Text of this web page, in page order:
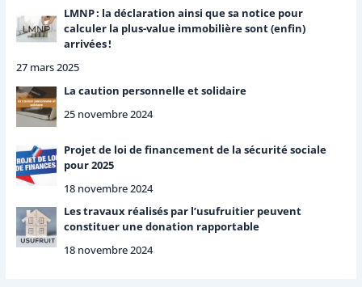
LMNP : la déclaration ainsi que sa notice pour
calculer la plus-value immobilière sont (enfin)
arrivées !
27 mars 2025
La caution personnelle et solidaire
25 novembre 2024
Projet de loi de financement de la sécurité sociale
pour 2025
18 novembre 2024
Les travaux réalisés par l’usufruitier peuvent
constituer une donation rapportable
18 novembre 2024